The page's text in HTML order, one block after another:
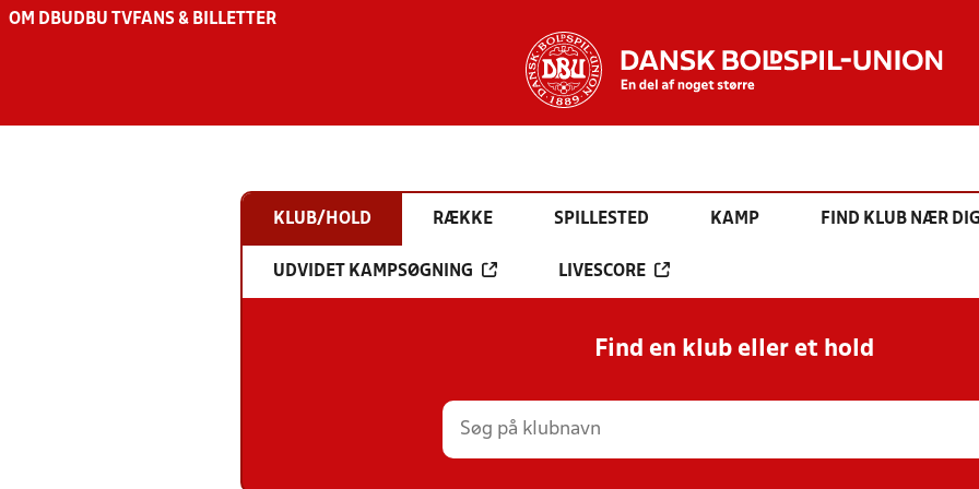
OM DBU DBU TV FANS & BILLETTER
KLUB/HOLD RÆKKE SPILLESTED KAMP FIND KLUB NÆR
UDVIDET KAMPSØGNING LIVESCORE
Find en klub eller et hold